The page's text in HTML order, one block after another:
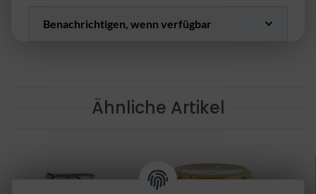
Benachrichtigen, wenn verfügbar
Ähnliche Artikel